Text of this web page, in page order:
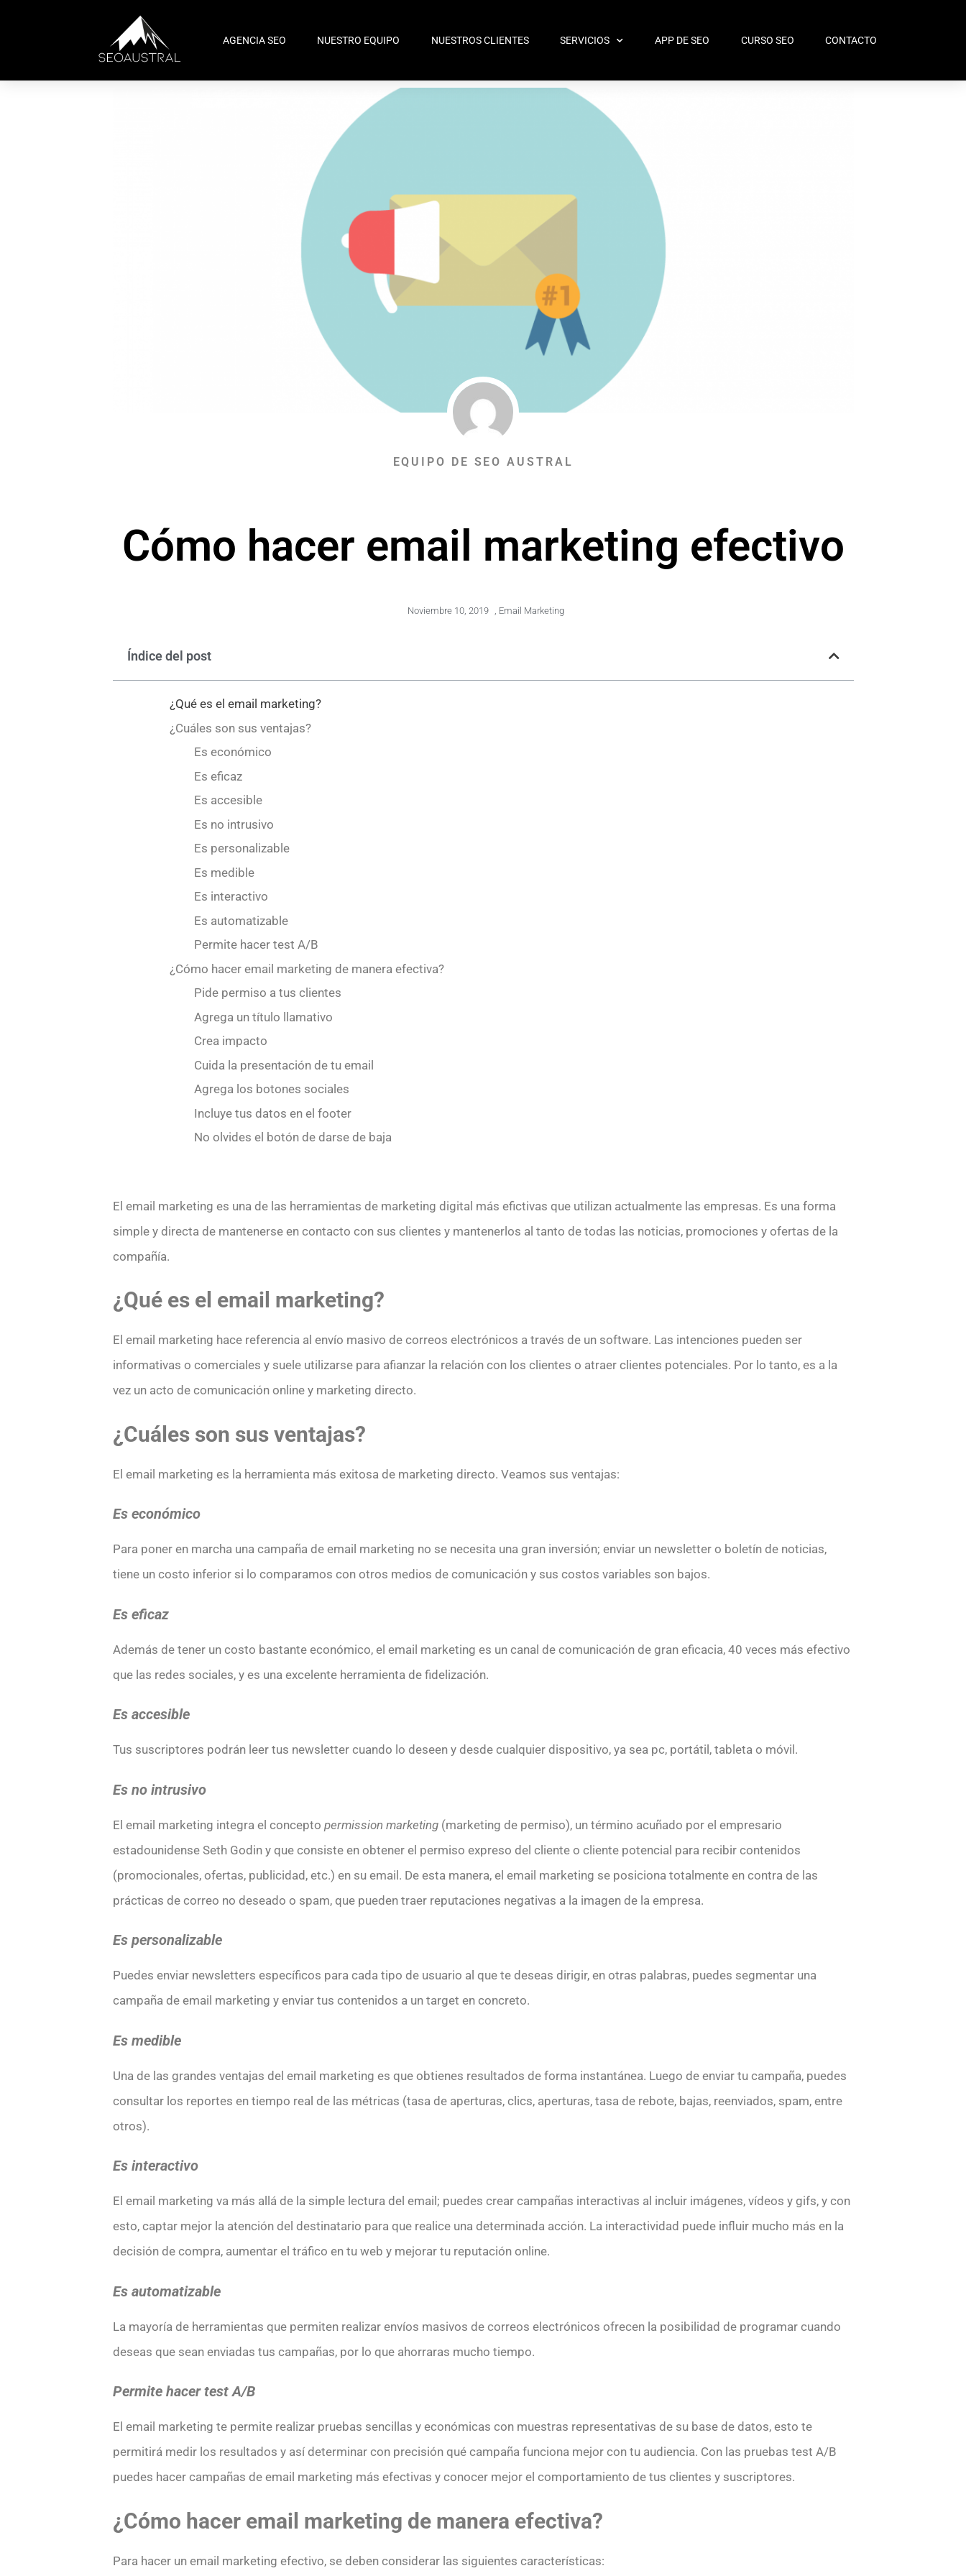
AGENCIA SEO NUESTRO EQUIPO NUESTROS CLIENTES SERVICIOS APP DE SEO CURSO SEO CONTACTO
EQUIPO DE SEO AUSTRAL
Cómo hacer email marketing efectivo
Noviembre 10, 2019 , Email Marketing
Índice del post
¿Qué es el email marketing?
¿Cuáles son sus ventajas?
Es económico
Es eficaz
Es accesible
Es no intrusivo
Es personalizable
Es medible
Es interactivo
Es automatizable
Permite hacer test A/B
¿Cómo hacer email marketing de manera efectiva?
Pide permiso a tus clientes
Agrega un título llamativo
Crea impacto
Cuida la presentación de tu email
Agrega los botones sociales
Incluye tus datos en el footer
No olvides el botón de darse de baja
El email marketing es una de las herramientas de marketing digital más efictivas que utilizan actualmente las empresas. Es una forma
simple y directa de mantenerse en contacto con sus clientes y mantenerlos al tanto de todas las noticias, promociones y ofertas de la
compañía.
¿Qué es el email marketing?
El email marketing hace referencia al envío masivo de correos electrónicos a través de un software. Las intenciones pueden ser
informativas o comerciales y suele utilizarse para afianzar la relación con los clientes o atraer clientes potenciales. Por lo tanto, es a la
vez un acto de comunicación online y marketing directo.
¿Cuáles son sus ventajas?
El email marketing es la herramienta más exitosa de marketing directo. Veamos sus ventajas:
Es económico
Para poner en marcha una campaña de email marketing no se necesita una gran inversión; enviar un newsletter o boletín de noticias,
tiene un costo inferior si lo comparamos con otros medios de comunicación y sus costos variables son bajos.
Es eficaz
Además de tener un costo bastante económico, el email marketing es un canal de comunicación de gran eficacia, 40 veces más efectivo
que las redes sociales, y es una excelente herramienta de fidelización.
Es accesible
Tus suscriptores podrán leer tus newsletter cuando lo deseen y desde cualquier dispositivo, ya sea pc, portátil, tableta o móvil.
Es no intrusivo
El email marketing integra el concepto permission marketing(marketing de permiso), un término acuñado por el empresario
estadounidense Seth Godin y que consiste en obtener el permiso expreso del cliente o cliente potencial para recibir contenidos
(promocionales, ofertas, publicidad, etc.) en su email. De esta manera, el email marketing se posiciona totalmente en contra de las
prácticas de correo no deseado o spam, que pueden traer reputaciones negativas a la imagen de la empresa.
Es personalizable
Puedes enviar newsletters específicos para cada tipo de usuario al que te deseas dirigir, en otras palabras, puedes segmentar una
campaña de email marketing y enviar tus contenidos a un target en concreto.
Es medible
Una de las grandes ventajas del email marketing es que obtienes resultados de forma instantánea. Luego de enviar tu campaña, puedes
consultar los reportes en tiempo real de las métricas (tasa de aperturas, clics, aperturas, tasa de rebote, bajas, reenviados, spam, entre
otros).
Es interactivo
El email marketing va más allá de la simple lectura del email; puedes crear campañas interactivas al incluir imágenes, vídeos y gifs, y con
esto, captar mejor la atención del destinatario para que realice una determinada acción. La interactividad puede influir mucho más en la
decisión de compra, aumentar el tráfico en tu web y mejorar tu reputación online.
Es automatizable
La mayoría de herramientas que permiten realizar envíos masivos de correos electrónicos ofrecen la posibilidad de programar cuando
deseas que sean enviadas tus campañas, por lo que ahorraras mucho tiempo.
Permite hacer test A/B
El email marketing te permite realizar pruebas sencillas y económicas con muestras representativas de su base de datos, esto te
permitirá medir los resultados y así determinar con precisión qué campaña funciona mejor con tu audiencia. Con las pruebas test A/B
puedes hacer campañas de email marketing más efectivas y conocer mejor el comportamiento de tus clientes y suscriptores.
¿Cómo hacer email marketing de manera efectiva?
Para hacer un email marketing efectivo, se deben considerar las siguientes características: